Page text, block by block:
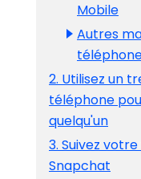
Mobile
Autres
2. Utilisez un
téléphone
quelqu'un
3. Suivez
Snapchat